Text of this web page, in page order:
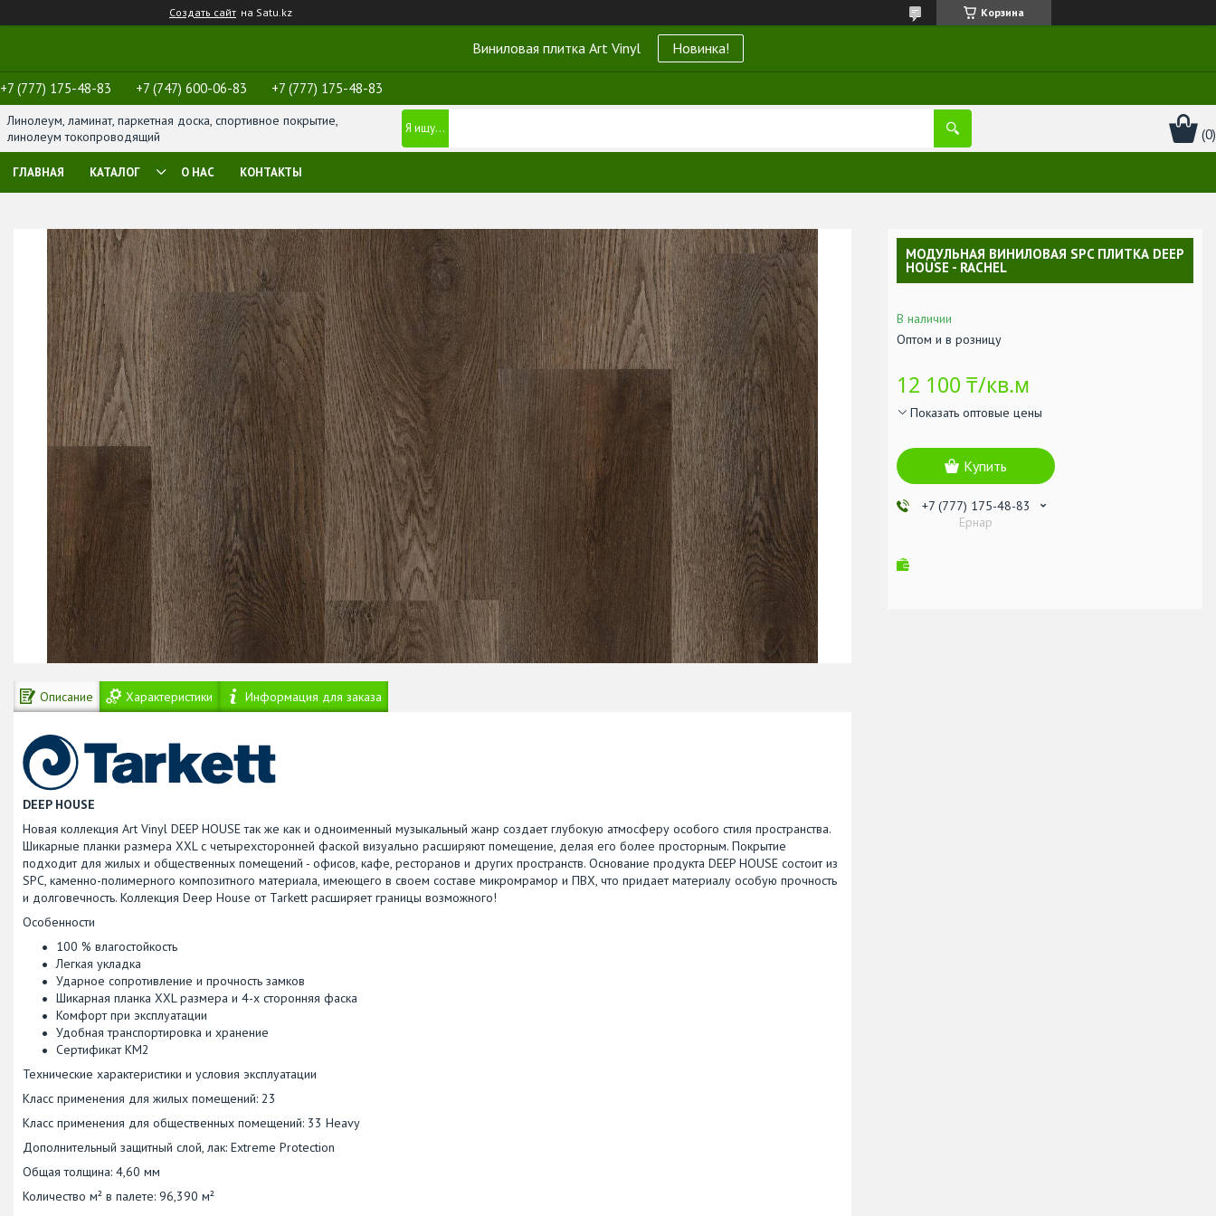
Создать сайт на Satu.kz Корзина
Виниловая плитка Art Vinyl Новинка!
+7 (777) 175-48-83 +7 (747) 600-06-83 +7 (777) 175-48-83
Линолеум, ламинат, паркетная доска, спортивное покрытие,
линолеум токопроводящий
ГЛАВНАЯ КАТАЛОГ О НАС КОНТАКТЫ
Описание Характеристики Информация для заказа
DEEP HOUSE
Новая коллекция Art Vinyl DEEP HOUSE так же как и одноименный музыкальный жанр создает глубокую атмосферу особого стиля пространства.
Шикарные планки размера XXL с четырехсторонней фаской визуально расширяют помещение, делая его более просторным. Покрытие
подходит для жилых и общественных помещений - офисов, кафе, ресторанов и других пространств. Основание продукта DEEP HOUSE состоит из
SPC, каменно-полимерного композитного материала, имеющего в своем составе микромрамор и ПВХ, что придает материалу особую прочность
и долговечность. Коллекция Deep House от Tarkett расширяет границы возможного!
Особенности
100 % влагостойкость
Легкая укладка
Ударное сопротивление и прочность замков
Шикарная планка XXL размера и 4-х сторонняя фаска
Комфорт при эксплуатации
Удобная транспортировка и хранение
Сертификат КМ2
Технические характеристики и условия эксплуатации
Класс применения для жилых помещений: 23
Класс применения для общественных помещений: 33 Heavy
Дополнительный защитный слой, лак: Extreme Protection
Общая толщина: 4,60 мм
Количество м² в палете: 96,390 м²
МОДУЛЬНАЯ ВИНИЛОВАЯ SPC ПЛИТКА DEEP
HOUSE - RACHEL
В наличии
Оптом и в розницу
12 100 ₸/кв.м
Показать оптовые цены
Купить
+7 (777) 175-48-83
Ернар